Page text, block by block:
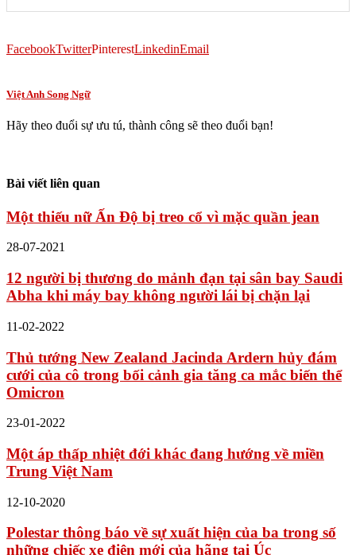
FacebookTwitterPinterestLinkedinEmail
Việt Anh Song Ngữ
Hãy theo đuổi sự ưu tú, thành công sẽ theo đuổi bạn!
Bài viết liên quan
Một thiếu nữ Ấn Độ bị treo cổ vì mặc quần jean
28-07-2021
12 người bị thương do mảnh đạn tại sân bay Saudi
Abha khi máy bay không người lái bị chặn lại
11-02-2022
Thủ tướng New Zealand Jacinda Ardern hủy đám
cưới của cô trong bối cảnh gia tăng ca mắc biến thể
Omicron
23-01-2022
Một áp thấp nhiệt đới khác đang hướng về miền
Trung Việt Nam
12-10-2020
Polestar thông báo về sự xuất hiện của ba trong số
những chiếc xe điện mới của hãng tại Úc